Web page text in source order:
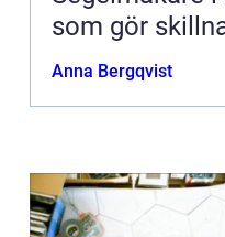
som gör
Anna Bergqvist